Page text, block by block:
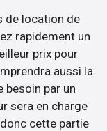
de location de
rapidement un
prix pour
aussi la
besoin par un
sera en charge
cette partie